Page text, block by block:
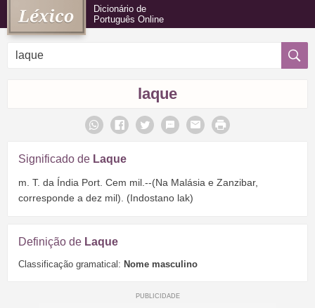
Dicionário de
Português Online
laque
Significado de Laque
m. T. da Índia Port. Cem mil.--(Na Malásia e Zanzibar,
corresponde a dez mil). (Indostano lak)
Definição de Laque
Classificação gramatical: Nome masculino